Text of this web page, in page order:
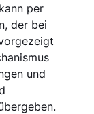
per
der bei
und